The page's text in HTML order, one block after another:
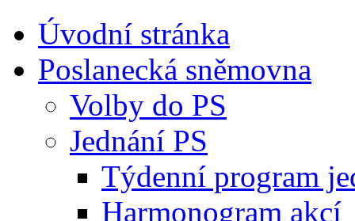
Úvodní stránka
Poslanecká sněmovna
Volby do PS
Jednání PS
Týdenní program
Harmonogram akcí